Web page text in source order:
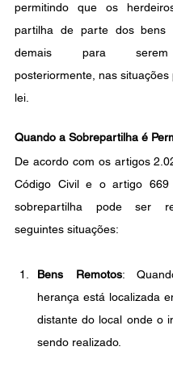
permitindo que os
partilha de parte dos bens
demais para serem
posteriormente, nas situações
lei.
Quando a Sobrepartilha é
De acordo com os artigos
Código Civil e o artigo 669
sobrepartilha pode ser
seguintes situações:
Bens Remotos:
herança está localizada
distante do local onde o
sendo realizado.